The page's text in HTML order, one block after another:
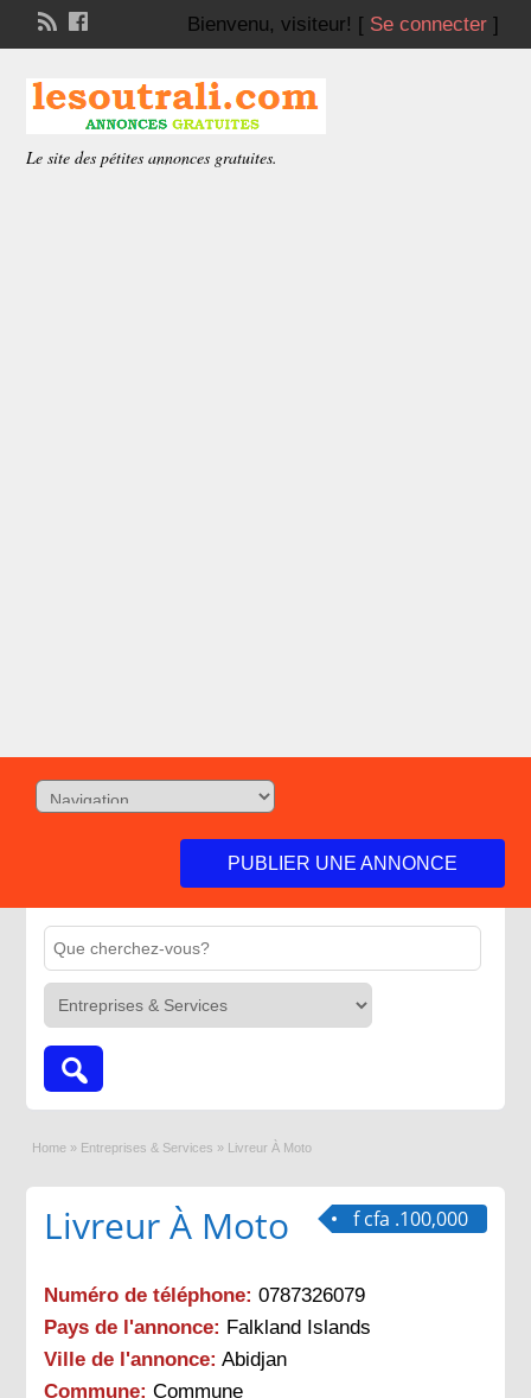
Bienvenu, visiteur! [ Se connecter]
Le site des pétites annonces gratuites.
PUBLIER UNE ANNONCE
Home » Entreprises & Services » Livreur À Moto
f cfa .100,000
Livreur À Moto
Numéro de téléphone: 0787326079
Pays de l'annonce: Falkland Islands
Ville de l'annonce: Abidjan
Commune: Commune